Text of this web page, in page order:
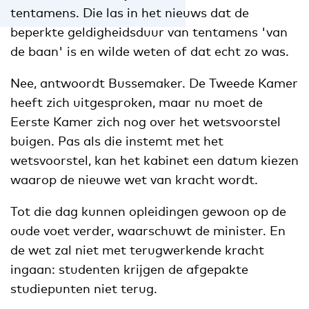
tentamens. Die las in het nieuws dat de
beperkte geldigheidsduur van tentamens 'van
de baan' is en wilde weten of dat echt zo was.
Nee, antwoordt Bussemaker. De Tweede Kamer
heeft zich uitgesproken, maar nu moet de
Eerste Kamer zich nog over het wetsvoorstel
buigen. Pas als die instemt met het
wetsvoorstel, kan het kabinet een datum kiezen
waarop de nieuwe wet van kracht wordt.
Tot die dag kunnen opleidingen gewoon op de
oude voet verder, waarschuwt de minister. En
de wet zal niet met terugwerkende kracht
ingaan: studenten krijgen de afgepakte
studiepunten niet terug.